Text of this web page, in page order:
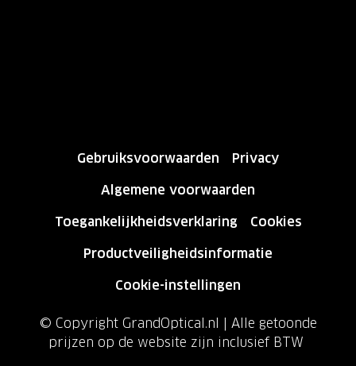
Gebruiksvoorwaarden
Privacy
Algemene voorwaarden
Toegankelijkheidsverklaring
Cookies
Productveiligheidsinformatie
Cookie-instellingen
© Copyright GrandOptical.nl | Alle getoonde
prijzen op de website zijn inclusief BTW